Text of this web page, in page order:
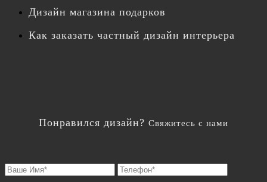
Дизайн магазина подарков
Как заказать частный дизайн интерьера
Понравился дизайн? Свяжитесь с нами